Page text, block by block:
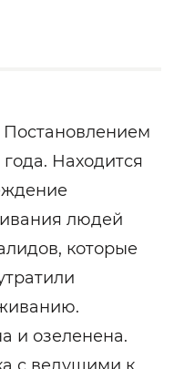
Находится
людей
которые
и озеленена.